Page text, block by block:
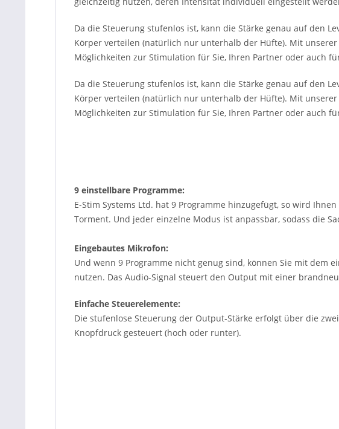
Da die Steuerung stufenlos ist, kann die Stärke genau auf den
Körper verteilen (natürlich nur unterhalb der Hüfte). Mit
Möglichkeiten zur Stimulation für Sie, Ihren Partner oder auch
Da die Steuerung stufenlos ist, kann die Stärke genau auf den
Körper verteilen (natürlich nur unterhalb der Hüfte). Mit
Möglichkeiten zur Stimulation für Sie, Ihren Partner oder auch
9 einstellbare Programme:
E-Stim Systems Ltd. hat 9 Programme hinzugefügt, so wird
Torment. Und jeder einzelne Modus ist anpassbar, sodass die
Eingebautes Mikrofon:
Und wenn 9 Programme nicht genug sind, können Sie mit dem
nutzen. Das Audio-Signal steuert den Output mit einer
Einfache Steuerelemente:
Die stufenlose Steuerung der Output-Stärke erfolgt über die
Knopfdruck gesteuert (hoch oder runter).